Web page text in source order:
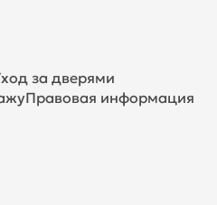
за дверями
Правовая информация